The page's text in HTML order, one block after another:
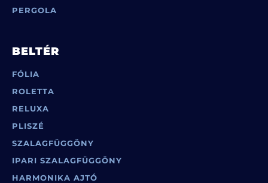
PERGOLA
BELTÉR
FÓLIA
ROLETTA
RELUXA
PLISZÉ
SZALAGFÜGGÖNY
IPARI SZALAGFÜGGÖNY
HARMONIKA AJTÓ